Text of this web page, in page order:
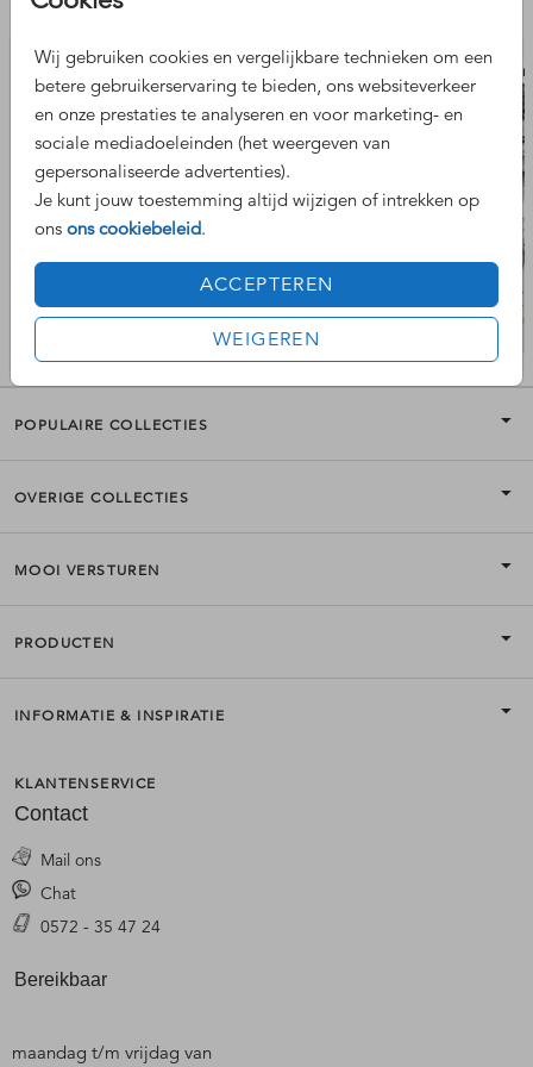
Wij gebruiken cookies en vergelijkbare technieken om een
betere gebruikerservaring te bieden, ons websiteverkeer
en onze prestaties te analyseren en voor marketing- en
sociale mediadoeleinden (het weergeven van
gepersonaliseerde advertenties).
Je kunt jouw toestemming altijd wijzigen of intrekken op
ons ons cookiebeleid.
ACCEPTEREN
WEIGEREN
Nog meer leuke ontwerpen
POPULAIRE COLLECTIES
OVERIGE COLLECTIES
MOOI VERSTUREN
PRODUCTEN
INFORMATIE & INSPIRATIE
KLANTENSERVICE
Contact
Mail ons
Chat
0572 - 35 47 24
Bereikbaar
maandag t/m vrijdag van